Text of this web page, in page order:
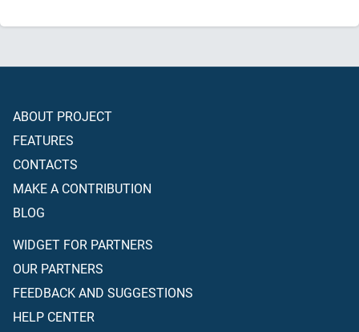
ABOUT PROJECT
FEATURES
CONTACTS
MAKE A CONTRIBUTION
BLOG
WIDGET FOR PARTNERS
OUR PARTNERS
FEEDBACK AND SUGGESTIONS
HELP CENTER